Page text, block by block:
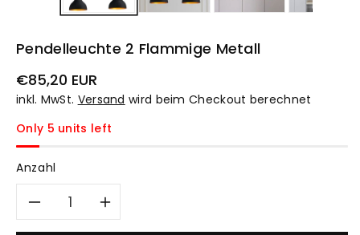
Pendelleuchte 2 Flammige Metall
Normaler
Preis
€85,20 EUR
inkl. MwSt. Versand wird beim Checkout berechnet
Only 5 units left
Anzahl
VerringereErhöhe